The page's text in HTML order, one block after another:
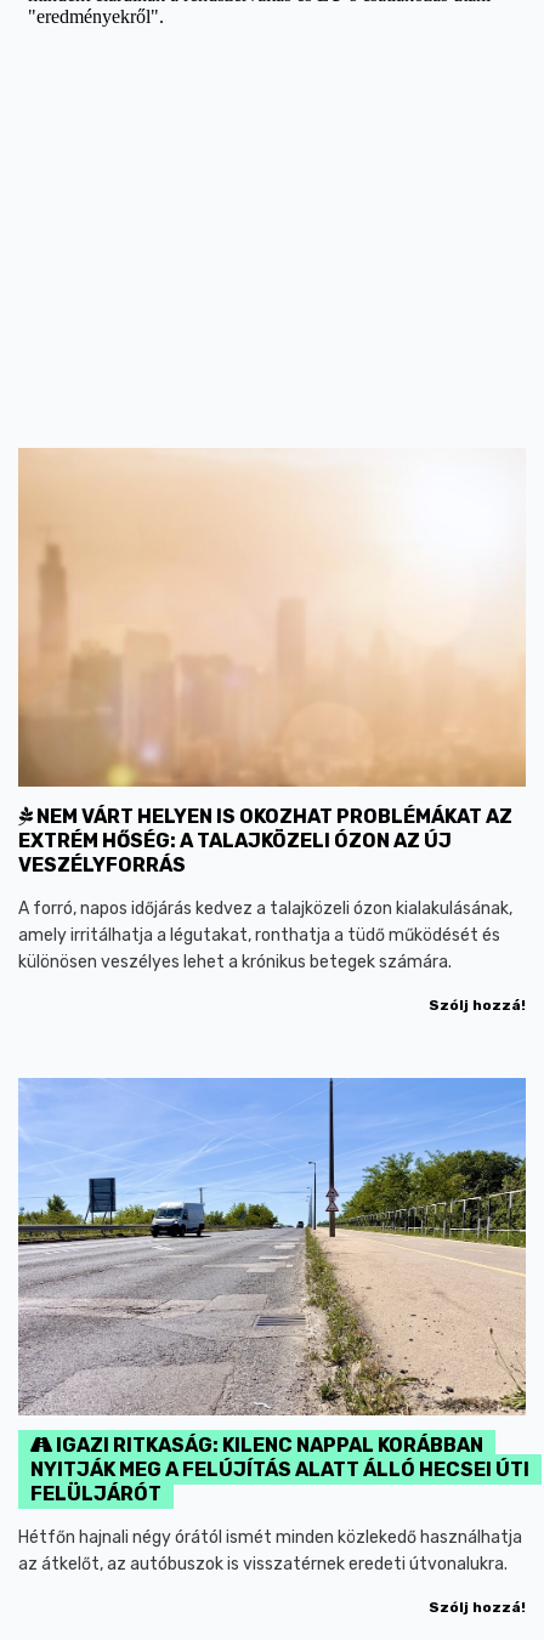
NEM VÁRT HELYEN IS OKOZHAT PROBLÉMÁKAT AZ
EXTRÉM HŐSÉG: A TALAJKÖZELI ÓZON AZ ÚJ
VESZÉLYFORRÁS
A forró, napos időjárás kedvez a talajközeli ózon kialakulásának,
amely irritálhatja a légutakat, ronthatja a tüdő működését és
különösen veszélyes lehet a krónikus betegek számára.
Szólj hozzá!
IGAZI RITKASÁG: KILENC NAPPAL KORÁBBAN
NYITJÁK MEG A FELÚJÍTÁS ALATT ÁLLÓ HECSEI ÚTI
FELÜLJÁRÓT
Hétfőn hajnali négy órától ismét minden közlekedő használhatja
az átkelőt, az autóbuszok is visszatérnek eredeti útvonalukra.
Szólj hozzá!